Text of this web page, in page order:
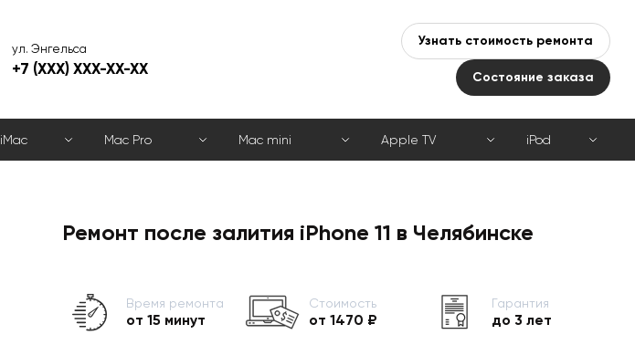
ул. Энгельса
+7 (XXX) XXX-XX-XX
Узнать стоимость ремонта
Состояние заказа
iMac Mac Pro Mac mini Apple TV iPod
Ремонт после залития iPhone 11 в Челябинске
Время ремонта
от 15 минут
Стоимость
от 1470 ₽
Гарантия
до 3 лет